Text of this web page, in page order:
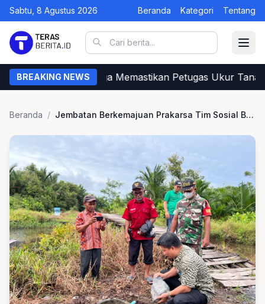
Sabtu, 8 Agustus 2026 Beranda Kategori Tentang
BREAKING NEWS
Begini Cara Warga Memastikan Petugas Ukur Tanah
Beranda / Jembatan Berkemajuan Prakarsa Tim Sosial Bakmie Loncat di Sambas